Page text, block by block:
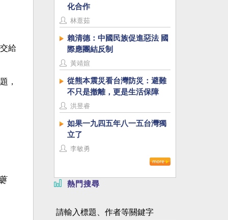
給
，
化合作
林薏茹
賴清德：中國民族促進惡法 國
際應團結反制
黃靖媗
從熊本震災看台灣防災：避難
不只是撤離，更是生活保障
洪昱睿
如果一九四五年八一五台灣獨
立了
李敏勇
熱門搜尋
請輸入標題、作者等關鍵字